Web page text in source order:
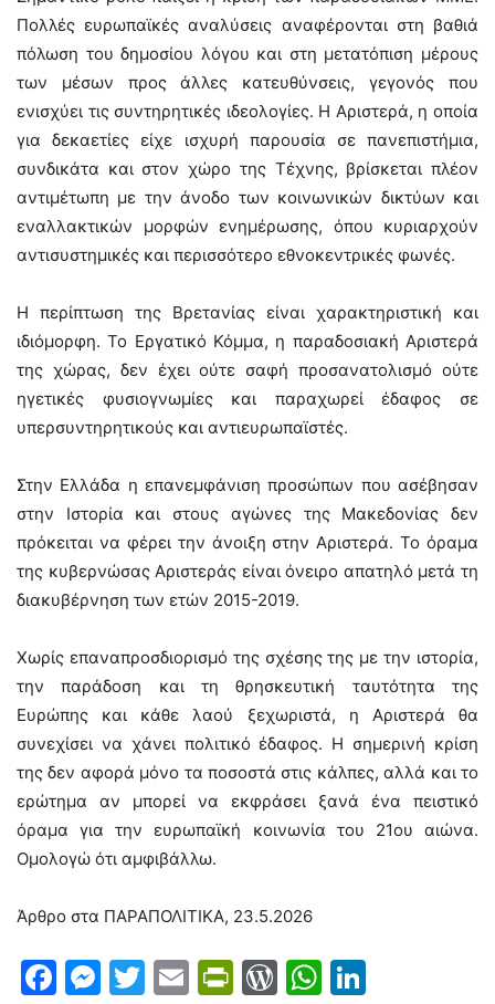
Πολλές ευρωπαϊκές αναλύσεις αναφέρονται στη βαθιά
πόλωση του δημοσίου λόγου και στη μετατόπιση μέρους
των μέσων προς άλλες κατευθύνσεις, γεγονός που
ενισχύει τις συντηρητικές ιδεολογίες. Η Αριστερά, η οποία
για δεκαετίες είχε ισχυρή παρουσία σε πανεπιστήμια,
συνδικάτα και στον χώρο της Τέχνης, βρίσκεται πλέον
αντιμέτωπη με την άνοδο των κοινωνικών δικτύων και
εναλλακτικών μορφών ενημέρωσης, όπου κυριαρχούν
αντισυστημικές και περισσότερο εθνοκεντρικές φωνές.
Η περίπτωση της Βρετανίας είναι χαρακτηριστική και
ιδιόμορφη. Το Εργατικό Κόμμα, η παραδοσιακή Αριστερά
της χώρας, δεν έχει ούτε σαφή προσανατολισμό ούτε
ηγετικές φυσιογνωμίες και παραχωρεί έδαφος σε
υπερσυντηρητικούς και αντιευρωπαϊστές.
Στην Ελλάδα η επανεμφάνιση προσώπων που ασέβησαν
στην Ιστορία και στους αγώνες της Μακεδονίας δεν
πρόκειται να φέρει την άνοιξη στην Αριστερά. Το όραμα
της κυβερνώσας Αριστεράς είναι όνειρο απατηλό μετά τη
διακυβέρνηση των ετών 2015-2019.
Χωρίς επαναπροσδιορισμό της σχέσης της με την ιστορία,
την παράδοση και τη θρησκευτική ταυτότητα της
Ευρώπης και κάθε λαού ξεχωριστά, η Αριστερά θα
συνεχίσει να χάνει πολιτικό έδαφος. Η σημερινή κρίση
της δεν αφορά μόνο τα ποσοστά στις κάλπες, αλλά και το
ερώτημα αν μπορεί να εκφράσει ξανά ένα πειστικό
όραμα για την ευρωπαϊκή κοινωνία του 21ου αιώνα.
Ομολογώ ότι αμφιβάλλω.
Άρθρο στα ΠΑΡΑΠΟΛΙΤΙΚΑ, 23.5.2026
Facebook
Messenger
Twitter
EmailPrintFriendly
WordPress
WhatsApp